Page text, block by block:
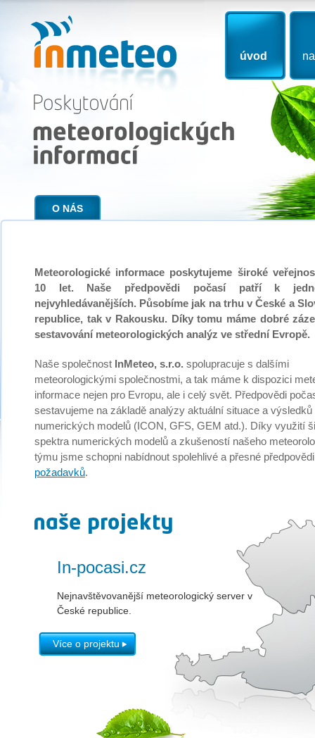
InMeteo úvod
Poskytování
meteorologických
informací
O NÁS
Meteorologické informace poskytujeme široké
10 let. Naše předpovědi počasí patří k
nejvyhledávanějších. Působíme jak na trhu v České a
republice, tak v Rakousku. Díky tomu máme dobré
sestavování meteorologických analýz ve střední Evropě.
Naše společnost InMeteo, s.r.o. spolupracuje s dalšími
meteorologickými společnostmi, a tak máme k dispozici
informace nejen pro Evropu, ale i celý svět. Předpovědi
sestavujeme na základě analýzy aktuální situace a
numerických modelů (ICON, GFS, GEM atd.). Díky využití
spektra numerických modelů a zkušeností našeho
týmu jsme schopni nabídnout spolehlivé a přesné
požadavků.
naše projekty
In-pocasi.cz
Nejnavštěvovanější meteorologický server v
České republice.
Více o projektu